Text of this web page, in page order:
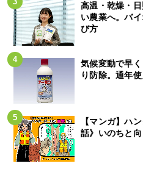
高温・乾燥・
い農業へ。バ
び方
気候変動で早
り防除。通年
【マンガ】ハ
話》いのちと